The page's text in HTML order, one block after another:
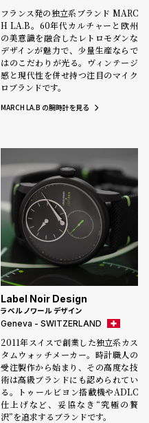
フランス発の独立系ブランド MARC
H LA.B。60年代カルチャーと欧州
の美意識を融合したレトロモダンな
デザインが魅力で、少量生産ならで
はのこだわりが光る。ヴィンテージ
感と現代性を併せ持つ注目のマイク
ロブランドです。
MARCH LA.B の腕時計を見る
Label Noir Design
ラベル ノワール デザイン
Geneva - SWITZERLAND
2011年スイスで創業した独立系カス
タムウォッチメーカー。時計職人の
受注製作から始まり、その高度な技
術は高級ブランドにも認められてい
る。トゥールビヨン搭載機やADLC
仕上げなど、妥協なき“究極の贅
沢”を追求するブランドです。